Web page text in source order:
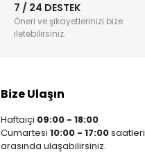
7 / 24 DESTEK
Öneri ve şikayetlerinizi bize
iletebilirsiniz.
Bize Ulaşın
Haftaiçi 09:00 - 18:00
Cumartesi 10:00 - 17:00saatleri
arasında ulaşabilirsiniz.